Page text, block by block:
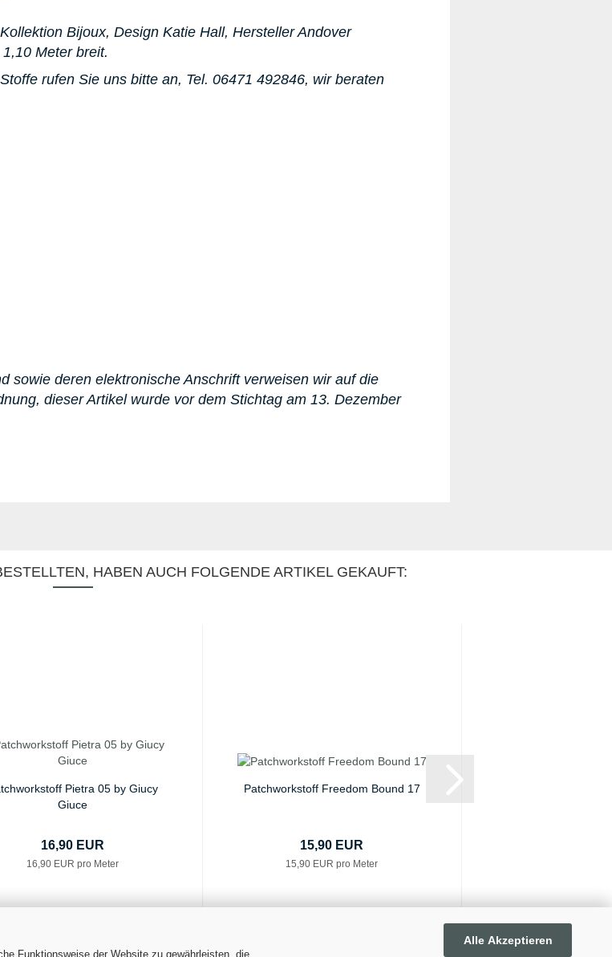
Funktionsweise der Website zu gewährleisten, die
Alle Akzeptieren
Bijoux, Design Katie Hall, Hersteller Andover
Meter breit.
rufen Sie uns bitte an, Tel. 06471 492846, wir beraten
sowie deren elektronische Anschrift verweisen wir auf die
dieser Artikel wurde vor dem Stichtag am 13. Dezember
HABEN AUCH FOLGENDE ARTIKEL GEKAUFT:
Pietra 05 by Giucy
Giuce
16,90 EUR
16,90 EUR pro Meter
Patchworkstoff Freedom Bound 17
15,90 EUR
15,90 EUR pro Meter